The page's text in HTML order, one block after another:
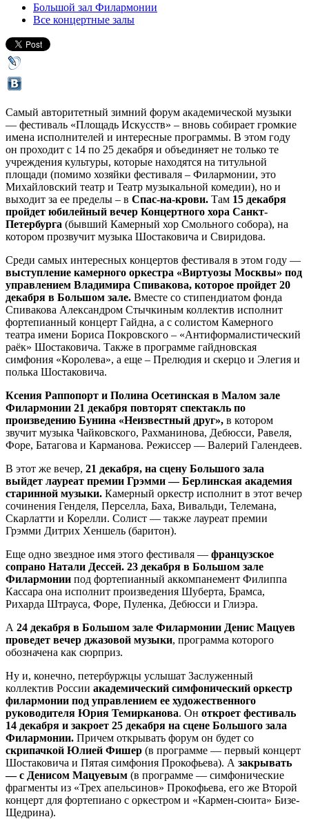
Большой зал Филармонии
Все концертные залы
Самый авторитетный зимний форум академической музыки
— фестиваль «Площадь Искусств» – вновь собирает громкие
имена исполнителей и интересные программы. В этом году
он проходит с 14 по 25 декабря и объединяет не только те
учреждения культуры, которые находятся на титульной
площади (помимо хозяйки фестиваля – Филармонии, это
Михайловский театр и Театр музыкальной комедии), но и
выходит за ее пределы – в Спас-на-крови. Там 15 декабря
пройдет юбилейный вечер Концертного хора Санкт-
Петербурга (бывший Камерный хор Смольного собора), на
котором прозвучит музыка Шостаковича и Свиридова.
Среди самых интересных концертов фестиваля в этом году —
выступление камерного оркестра «Виртуозы Москвы» под
управлением Владимира Спивакова, которое пройдет 20
декабря в Большом зале. Вместе со стипендиатом фонда
Спивакова Александром Стычкиным коллектив исполнит
фортепианный концерт Гайдна, а с солистом Камерного
театра имени Бориса Покровского – «Антиформалистический
раёк» Шостаковича. Также в программе гайдновская
симфония «Королева», а еще – Прелюдия и скерцо и Элегия и
полька Шостаковича.
Ксения Раппопорт и Полина Осетинская в Малом зале
Филармонии 21 декабря повторят спектакль по
произведению Бунина «Неизвестный друг», в котором
звучит музыка Чайковского, Рахманинова, Дебюсси, Равеля,
Форе, Батагова и Карманова. Режиссер — Валерий Галендеев.
В этот же вечер, 21 декабря, на сцену Большого зала
выйдет лауреат премии Грэмми — Берлинская академия
старинной музыки. Камерный оркестр исполнит в этот вечер
сочинения Генделя, Перселла, Баха, Вивальди, Телемана,
Скарлатти и Корелли. Солист — также лауреат премии
Грэмми Дитрих Хеншель (баритон).
Еще одно звездное имя этого фестиваля — французское
сопрано Натали Дессей. 23 декабря в Большом зале
Филармонии под фортепианный аккомпанемент Филиппа
Кассара она исполнит произведения Шуберта, Брамса,
Рихарда Штрауса, Форе, Пуленка, Дебюсси и Глиэра.
А 24 декабря в Большом зале Филармонии Денис Мацуев
проведет вечер джазовой музыки, программа которого
обозначена как сюрприз.
Ну и, конечно, петербуржцы услышат Заслуженный
коллектив России академический симфонический оркестр
филармонии под управлением ее художественного
руководителя Юрия Темирканова. Он откроет фестиваль
14 декабря и закроет 25 декабря на сцене Большого зала
Филармонии. Причем открывать форум он будет со
скрипачкой Юлией Фишер (в программе — первый концерт
Шостаковича и Пятая симфония Прокофьева). А закрывать
— с Денисом Мацуевым (в программе — симфонические
фрагменты из «Трех апельсинов» Прокофьева, его же Второй
концерт для фортепиано с оркестром и «Кармен-сюита» Бизе-
Щедрина).